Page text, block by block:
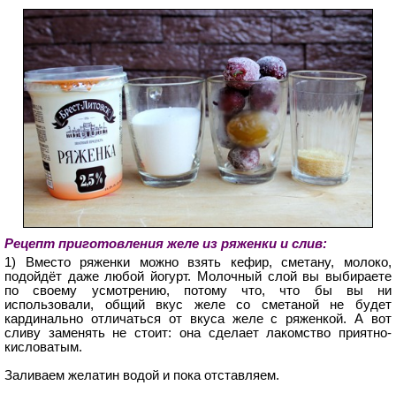
Рецепт приготовления желе из ряженки и слив:
1) Вместо ряженки можно взять кефир, сметану, молоко,
подойдёт даже любой йогурт. Молочный слой вы выбираете
по своему усмотрению, потому что, что бы вы ни
использовали, общий вкус желе со сметаной не будет
кардинально отличаться от вкуса желе с ряженкой. А вот
сливу заменять не стоит: она сделает лакомство приятно-
кисловатым.
Заливаем желатин водой и пока отставляем.